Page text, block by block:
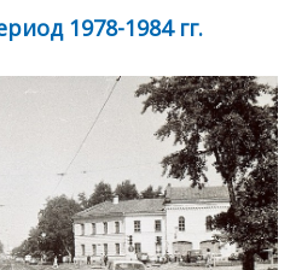
1978-1984 гг.